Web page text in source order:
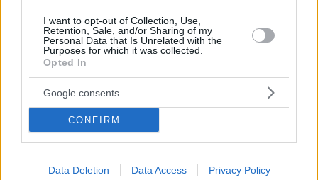
I want to opt-out of Collection, Use,
Retention, Sale, and/or Sharing of my
Personal Data that Is Unrelated with the
Purposes for which it was collected.
Opted In
Google consents
CONFIRM
Data Deletion Data Access Privacy Policy
Πρίντεζης - Κωστοπούλου: Σπάνια δημόσια εμφάνιση σε
νυχτερινό κέντρο για το ερωτευμένο ζευγάρι
Δείτε φωτογραφίες από τη βραδινή τους έξοδο
15.10.2022, 17:00